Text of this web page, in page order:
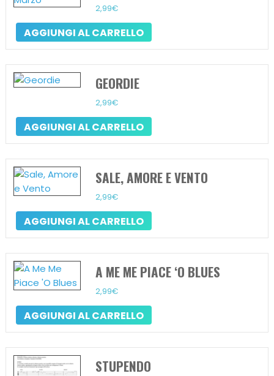
2,99€
AGGIUNGI AL CARRELLO
GEORDIE
2,99€
AGGIUNGI AL CARRELLO
SALE, AMORE E VENTO
2,99€
AGGIUNGI AL CARRELLO
A ME ME PIACE ‘O BLUES
2,99€
AGGIUNGI AL CARRELLO
STUPENDO